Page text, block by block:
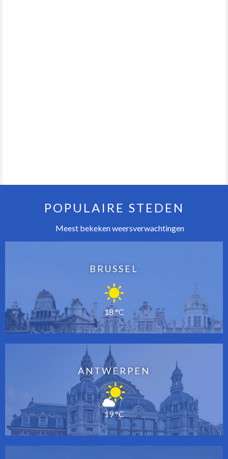
POPULAIRE STEDEN
Meest bekeken weersverwachtingen
BRUSSEL
18 °C
ANTWERPEN
19 °C